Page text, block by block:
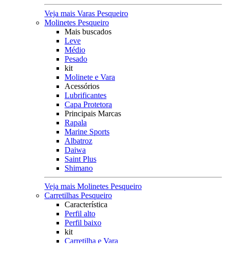
Veja mais Varas Pesqueiro
Molinetes Pesqueiro
Mais buscados
Leve
Médio
Pesado
kit
Molinete e Vara
Acessórios
Lubrificantes
Capa Protetora
Principais Marcas
Rapala
Marine Sports
Albatroz
Daiwa
Saint Plus
Shimano
Veja mais Molinetes Pesqueiro
Carretilhas Pesqueiro
Característica
Perfil alto
Perfil baixo
kit
Carretilha e Vara